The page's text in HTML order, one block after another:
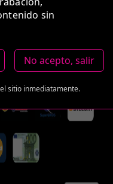
sin
No acepto, salir
sitio inmediatamente.
y preservativos